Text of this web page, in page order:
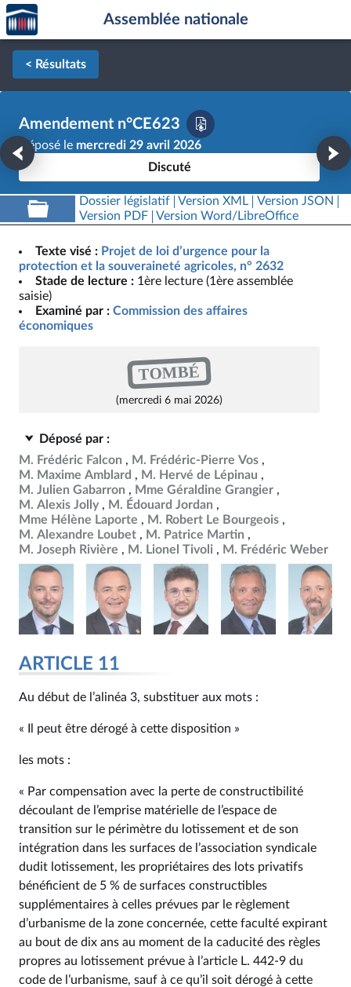
Aller au contenu
Aller en bas de la page
Accèder
à la
page
d'accueil
Assemblée nationale
< Résultats
Amendement n°CE623
Déposé le mercredi 29 avril 2026
Discuté
Dossier législatif Version XML
Version JSON
Version PDF
Version Word/LibreOffice
Texte visé : Projet de loi d’urgence pour la
protection et la souveraineté agricoles, n° 2632
Stade de lecture : 1ère lecture (1ère assemblée
saisie)
Examiné par : Commission des affaires
économiques
TOMBÉ
(mercredi 6 mai 2026)
Déposé par :
M. Frédéric Falcon
M. Frédéric-Pierre Vos
M. Maxime Amblard
M. Hervé de Lépinau
M. Julien Gabarron
Mme Géraldine Grangier
M. Alexis Jolly
M. Édouard Jordan
Mme Hélène Laporte
M. Robert Le Bourgeois
M. Alexandre Loubet
M. Patrice Martin
M. Joseph Rivière
M. Lionel Tivoli M. Frédéric Weber
ARTICLE 11
Au début de l’alinéa 3, substituer aux mots :
« Il peut être dérogé à cette disposition »
les mots :
« Par compensation avec la perte de constructibilité
découlant de l’emprise matérielle de l’espace de
transition sur le périmètre du lotissement et de son
intégration dans les surfaces de l’association syndicale
dudit lotissement, les propriétaires des lots privatifs
bénéficient de 5 % de surfaces constructibles
supplémentaires à celles prévues par le règlement
d’urbanisme de la zone concernée, cette faculté expirant
au bout de dix ans au moment de la caducité des règles
propres au lotissement prévue à l’article L. 442‑9 du
code de l’urbanisme, sauf à ce qu’il soit dérogé à cette